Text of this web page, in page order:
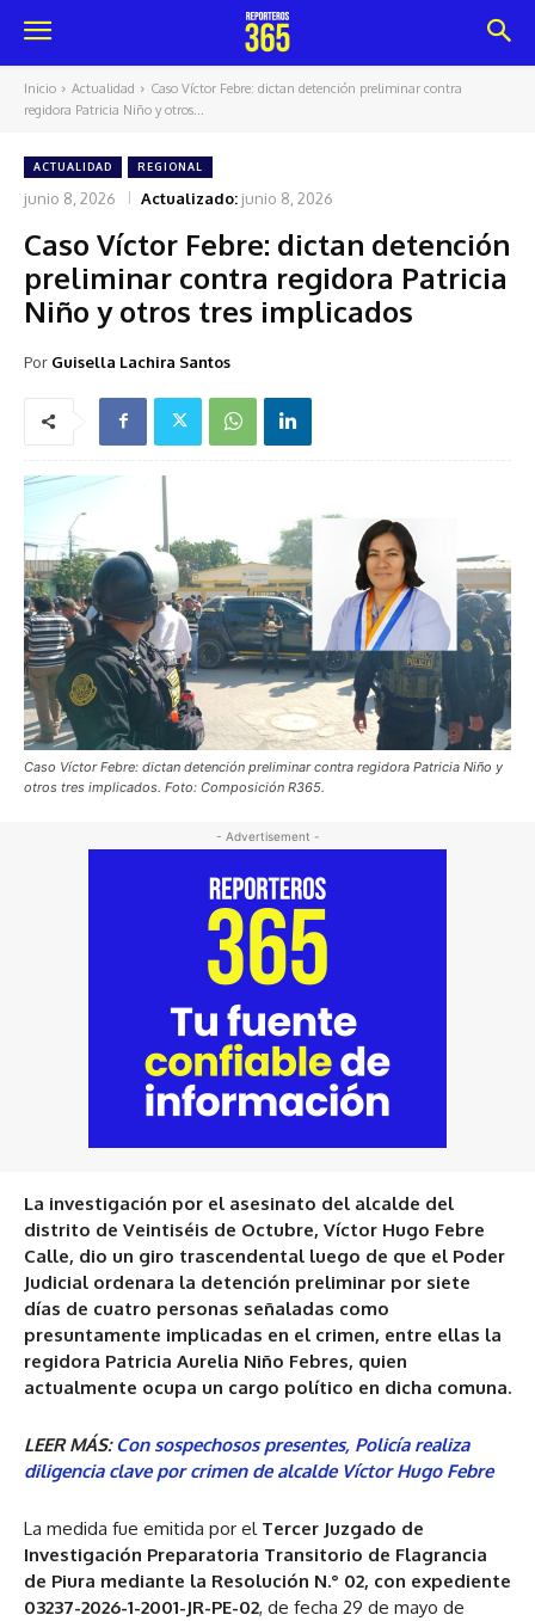
Inicio Actualidad
Caso Víctor Febre: dictan detención preliminar contra
regidora Patricia Niño y otros...
ACTUALIDAD REGIONAL
junio 8, 2026 Actualizado: junio 8, 2026
Caso Víctor Febre: dictan detención
preliminar contra regidora Patricia
Niño y otros tres implicados
Por Guisella Lachira Santos
Caso Víctor Febre: dictan detención preliminar contra regidora Patricia Niño y
otros tres implicados. Foto: Composición R365.
- Advertisement -
La investigación por el asesinato del alcalde del
distrito de Veintiséis de Octubre, Víctor Hugo Febre
Calle, dio un giro trascendental luego de que el Poder
Judicial ordenara la detención preliminar por siete
días de cuatro personas señaladas como
presuntamente implicadas en el crimen, entre ellas la
regidora Patricia Aurelia Niño Febres, quien
actualmente ocupa un cargo político en dicha comuna.
LEER MÁS:Con sospechosos presentes, Policía realiza
diligencia clave por crimen de alcalde Víctor Hugo Febre
La medida fue emitida por el Tercer Juzgado de
Investigación Preparatoria Transitorio de Flagrancia
de Piura mediante la Resolución N.° 02, con expediente
03237-2026-1-2001-JR-PE-02, de fecha 29 de mayo de